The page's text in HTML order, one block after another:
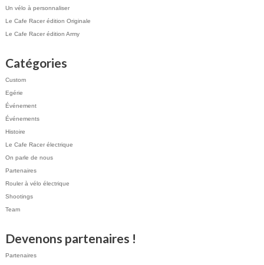
Un vélo à personnaliser
Le Cafe Racer édition Originale
Le Cafe Racer édition Army
Catégories
Custom
Egérie
Événement
Événements
Histoire
Le Cafe Racer électrique
On parle de nous
Partenaires
Rouler à vélo électrique
Shootings
Team
Devenons partenaires !
Partenaires